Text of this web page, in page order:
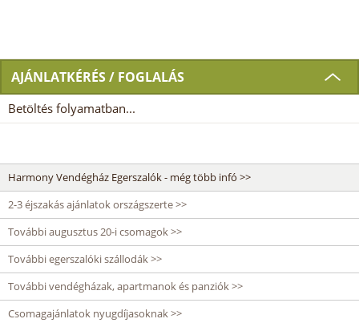
AJÁNLATKÉRÉS / FOGLALÁS
Betöltés folyamatban...
Harmony Vendégház Egerszalók - még több infó >>
2-3 éjszakás ajánlatok országszerte >>
További augusztus 20-i csomagok >>
További egerszalóki szállodák >>
További vendégházak, apartmanok és panziók >>
Csomagajánlatok nyugdíjasoknak >>